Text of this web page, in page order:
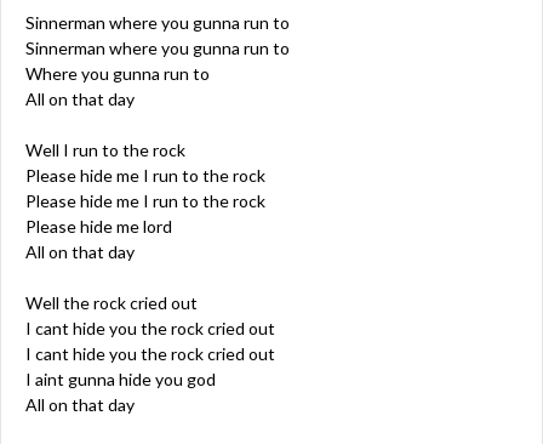
Sinnerman where you gunna run to
Sinnerman where you gunna run to
Where you gunna run to
All on that day
Well I run to the rock
Please hide me I run to the rock
Please hide me I run to the rock
Please hide me lord
All on that day
Well the rock cried out
I cant hide you the rock cried out
I cant hide you the rock cried out
I aint gunna hide you god
All on that day